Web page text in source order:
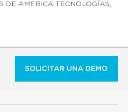
DE AMERICA TECNOLOGÍAS,
SOLICITAR UNA DEMO